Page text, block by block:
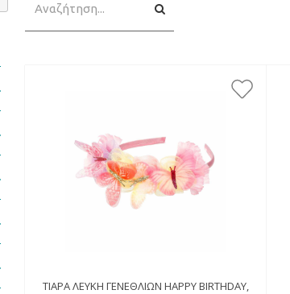
Αναζήτηση
ΤΙΆΡΑ ΛΕΥΚΉ ΓΕΝΕΘΛΊΩΝ HAPPY BIRTHDAY,